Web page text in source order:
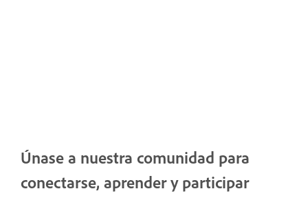
Únase a nuestra comunidad para
conectarse, aprender y participar